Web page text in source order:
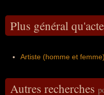
Plus général
Artiste (homme et femme)
Autres recherches